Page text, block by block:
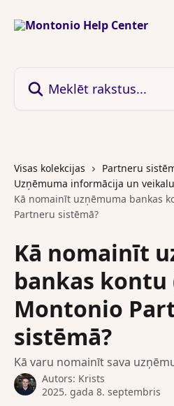
Visas kolekcijas
Partneru
Uzņēmuma informācija un
Kā nomainīt uzņēmuma bankas
Partneru sistēmā?
Kā nomainīt
bankas kontu
Montonio
sistēmā?
Kā varu nomainīt sava
Autors: Krists
2025. gada 8. septembris